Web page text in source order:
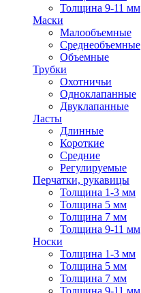
Толщина 9-11 мм
Маски
Малообъемные
Среднеобъемные
Объемные
Трубки
Охотничьи
Одноклапанные
Двуклапанные
Ласты
Длинные
Короткие
Средние
Регулируемые
Перчатки, рукавицы
Толщина 1-3 мм
Толщина 5 мм
Толщина 7 мм
Толщина 9-11 мм
Носки
Толщина 1-3 мм
Толщина 5 мм
Толщина 7 мм
Толщина 9-11 мм